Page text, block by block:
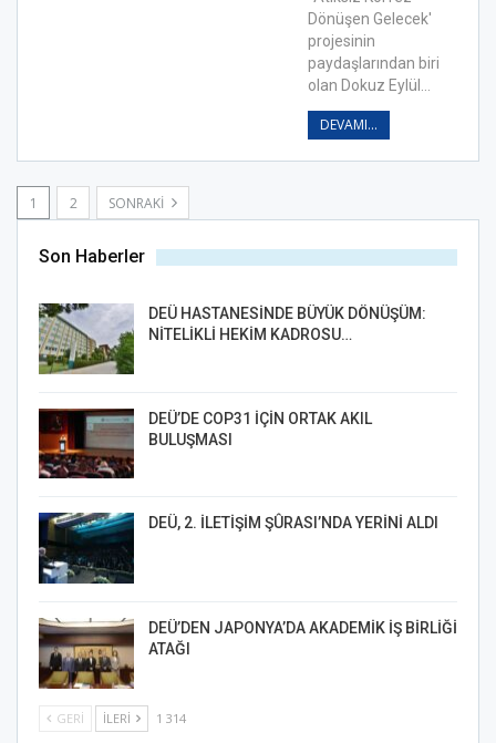
Dönüşen Gelecek'
projesinin
paydaşlarından biri
olan Dokuz Eylül…
DEVAMI...
1 2 SONRAKI
Son Haberler
DEÜ HASTANESİNDE BÜYÜK DÖNÜŞÜM:
NİTELİKLİ HEKİM KADROSU…
DEÜ’DE COP31 İÇİN ORTAK AKIL
BULUŞMASI
DEÜ, 2. İLETİŞİM ŞÛRASI’NDA YERİNİ ALDI
DEÜ’DEN JAPONYA’DA AKADEMİK İŞ BİRLİĞİ
ATAĞI
GERI İLERI 1 314